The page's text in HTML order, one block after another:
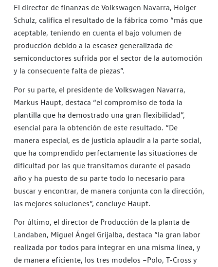
El director de finanzas de Volkswagen Navarra, Holger
Schulz, califica el resultado de la fábrica como “más que
aceptable, teniendo en cuenta el bajo volumen de
producción debido a la escasez generalizada de
semiconductores sufrida por el sector de la automoción
y la consecuente falta de piezas”.
Por su parte, el presidente de Volkswagen Navarra,
Markus Haupt, destaca “el compromiso de toda la
plantilla que ha demostrado una gran flexibilidad”,
esencial para la obtención de este resultado. “De
manera especial, es de justicia aplaudir a la parte social,
que ha comprendido perfectamente las situaciones de
dificultad por las que transitamos durante el pasado
año y ha puesto de su parte todo lo necesario para
buscar y encontrar, de manera conjunta con la dirección,
las mejores soluciones”, concluye Haupt.
Por último, el director de Producción de la planta de
Landaben, Miguel Ángel Grijalba, destaca “la gran labor
realizada por todos para integrar en una misma línea, y
de manera eficiente, los tres modelos –Polo, T-Cross y